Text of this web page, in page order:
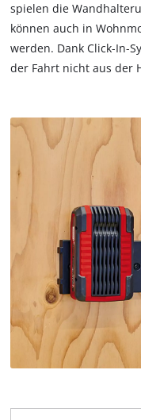
spielen die
können auch in
werden. Dank Click-In-
der Fahrt nicht aus der